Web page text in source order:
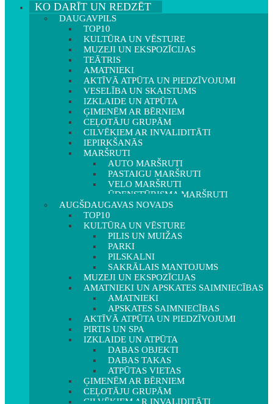
KO DARĪT UN REDZĒT
DAUGAVPILS
TOP10
KULTŪRA UN VĒSTURE
MUZEJI UN EKSPOZĪCIJAS
TEĀTRIS
AMATNIEKI
AKTĪVĀ ATPŪTA UN PIEDZĪVOJUMI
VESELĪBA UN SKAISTUMS
IZKLAIDE UN ATPŪTA
ĢIMENĒM AR BĒRNIEM
CEĻOTĀJU GRUPĀM
CILVĒKIEM AR INVALIDITĀTI
IEPIRKŠANĀS
MARŠRUTI
AUTO MARŠRUTI
PASTAIGU MARŠRUTI
VELO MARŠRUTI
ŪDENSTŪRISMA MARŠRUTI
AUGŠDAUGAVAS NOVADS
TOP10
KULTŪRA UN VĒSTURE
PILIS UN MUIŽAS
PARKI
PILSKALNI
SAKRĀLAIS MANTOJUMS
MUZEJI UN EKSPOZĪCIJAS
AMATNIEKI UN APSKATES SAIMNIECĪBAS
AMATNIEKI
APSKATES SAIMNIECĪBAS
AKTĪVĀ ATPŪTA UN PIEDZĪVOJUMI
PIRTIS UN SPA
IZKLAIDE UN ATPŪTA
DABAS OBJEKTI
DABAS TAKAS
ATPŪTAS VIETAS
ĢIMENĒM AR BĒRNIEM
CEĻOTĀJU GRUPĀM
CILVĒKIEM AR INVALIDITĀTI